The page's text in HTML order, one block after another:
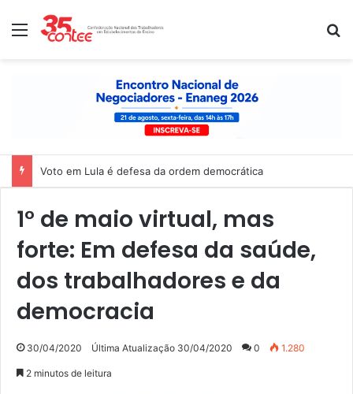
Menu
Voto em Lula é defesa da ordem democrática
1° de maio virtual, mas
forte: Em defesa da saúde,
dos trabalhadores e da
democracia
30/04/2020 Última Atualização 30/04/2020 0 1.280
2 minutos de leitura